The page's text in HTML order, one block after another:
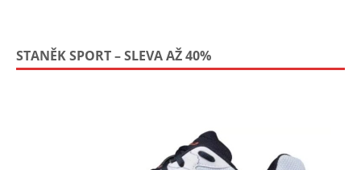
STANĚK SPORT – SLEVA AŽ 40%